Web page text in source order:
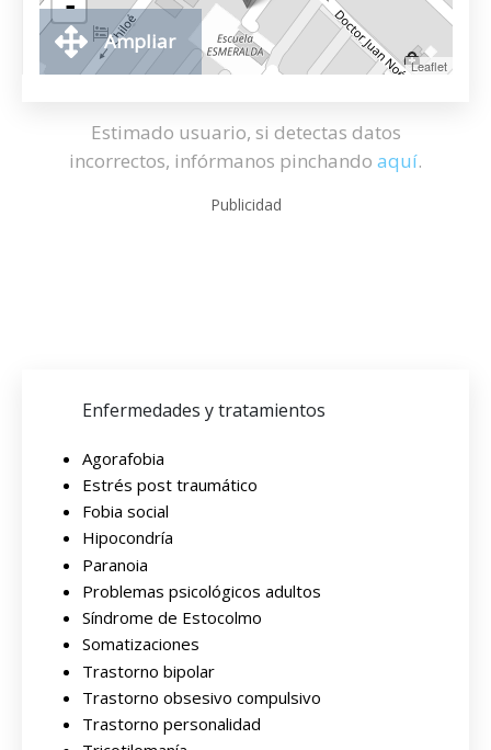
Leaflet
Ampliar
Estimado usuario, si detectas datos
incorrectos, infórmanos pinchando aquí.
Publicidad
Enfermedades y tratamientos
Agorafobia
Estrés post traumático
Fobia social
Hipocondría
Paranoia
Problemas psicológicos adultos
Síndrome de Estocolmo
Somatizaciones
Trastorno bipolar
Trastorno obsesivo compulsivo
Trastorno personalidad